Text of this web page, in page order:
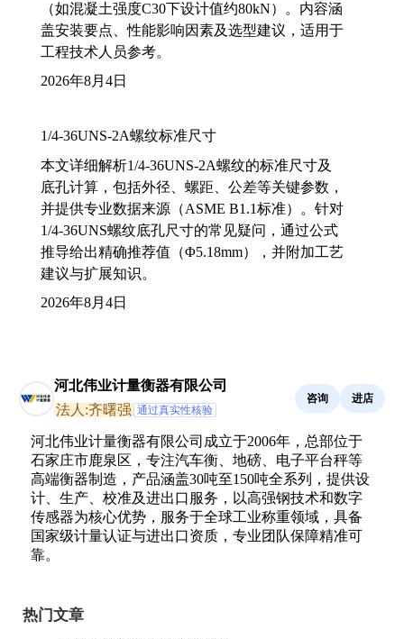
（如混凝土强度C30下设计值约80kN）。内容涵
盖安装要点、性能影响因素及选型建议，适用于
工程技术人员参考。
2026年8月4日
1/4-36UNS-2A螺纹标准尺寸
本文详细解析1/4-36UNS-2A螺纹的标准尺寸及
底孔计算，包括外径、螺距、公差等关键参数，
并提供专业数据来源（ASME B1.1标准）。针对
1/4-36UNS螺纹底孔尺寸的常见疑问，通过公式
推导给出精确推荐值（Φ5.18mm），并附加工艺
建议与扩展知识。
2026年8月4日
河北伟业计量衡器有限公司
法人:齐曙强 通过真实性核验
咨询 进店
河北伟业计量衡器有限公司成立于2006年，总部位于
石家庄市鹿泉区，专注汽车衡、地磅、电子平台秤等
高端衡器制造，产品涵盖30吨至150吨全系列，提供设
计、生产、校准及进出口服务，以高强钢技术和数字
传感器为核心优势，服务于全球工业称重领域，具备
国家级计量认证与进出口资质，专业团队保障精准可
靠。
热门文章